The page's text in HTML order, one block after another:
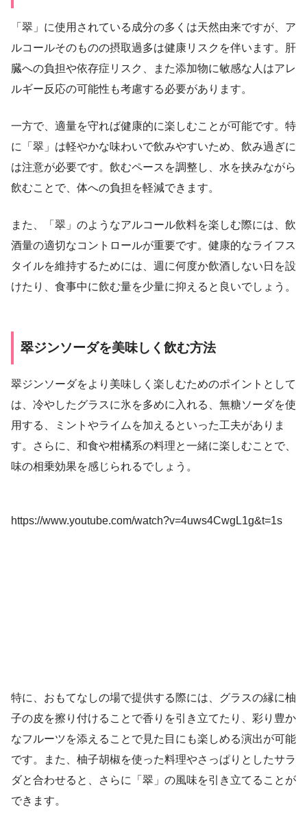
「翠」に使用されている成分の多くは天然由来ですが、ア
ルコールそのものの摂取過多は健康リスクを伴います。肝
臓への負担や依存症リスク、また添加物に敏感な人はアレ
ルギー反応の可能性も考慮する必要があります。
一方で、適量を守れば健康的に楽しむことが可能です。特
に「翠」は軽やかな味わいで飲みやすいため、飲み過ぎに
は注意が必要です。飲むペースを調整し、水を挟みながら
飲むことで、体への負担を軽減できます。
また、「翠」のようなアルコール飲料を楽しむ際には、飲
酒量の適切なコントロールが重要です。健康的なライフス
タイルを維持するためには、週に何度か飲酒しない日を設
けたり、食事中に飲む量を少量に抑えると良いでしょう。
翠ジンソーダを美味しく飲む方法
翠ジンソーダをより美味しく楽しむためのポイントとして
は、冷やしたグラスに氷を多めに入れる、無糖ソーダを使
用する、ミントやライムを加えるといった工夫がありま
す。さらに、和食や柑橘系の料理と一緒に楽しむことで、
味の相乗効果を感じられるでしょう。
https://www.youtube.com/watch?v=4uws4CwgL1g&t=1s
特に、おもてなしの場で提供する際には、グラスの縁に柚
子の皮を擦り付けることで香りを引き立てたり、彩り豊か
なフルーツを添えることで見た目にも楽しめる演出が可能
です。また、柚子胡椒を使った料理やさっぱりとしたサラ
ダと合わせると、さらに「翠」の風味を引き立てることが
できます。